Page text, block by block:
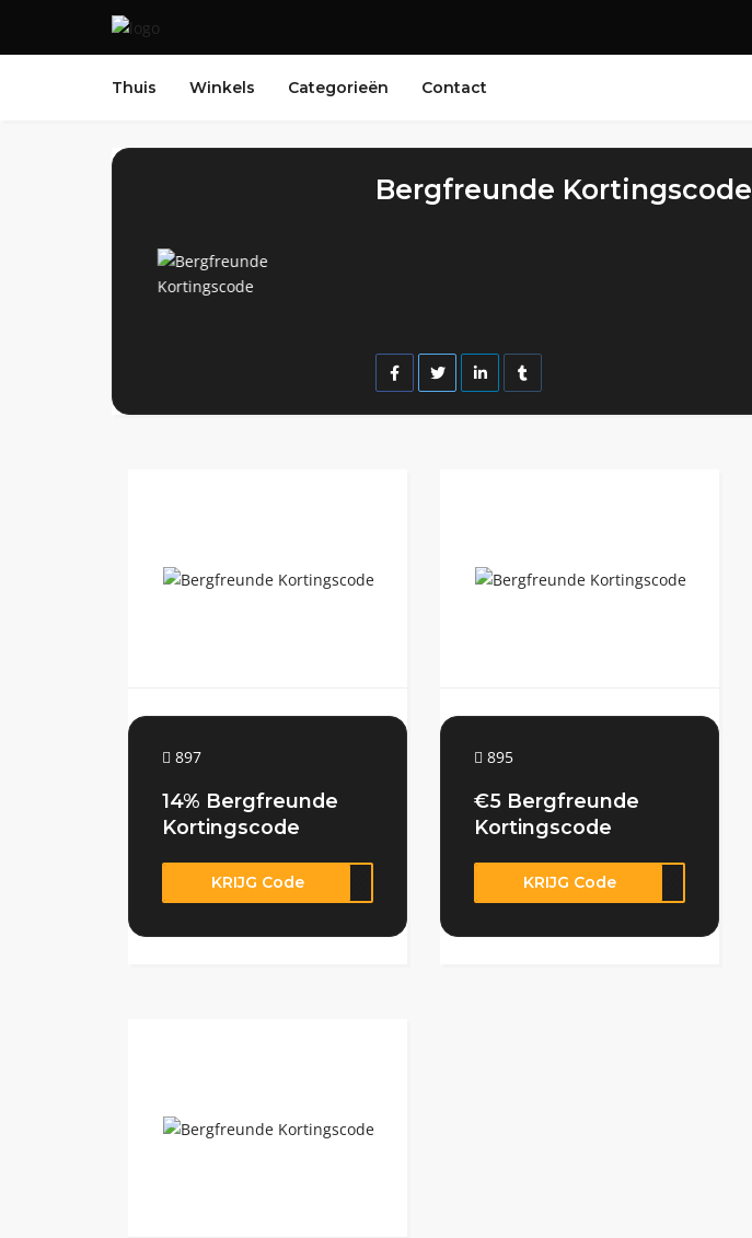
Thuis Winkels Categorieën Contact
Bergfreunde Kortingscode
897
14% Bergfreunde
Kortingscode
KRIJG Code
895
€5 Bergfreunde
Kortingscode
KRIJG Code0vpw